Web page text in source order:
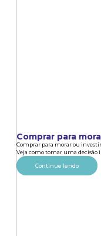
Comprar para
Comprar para morar ou
Veja como tomar uma decisão
Continue lendo